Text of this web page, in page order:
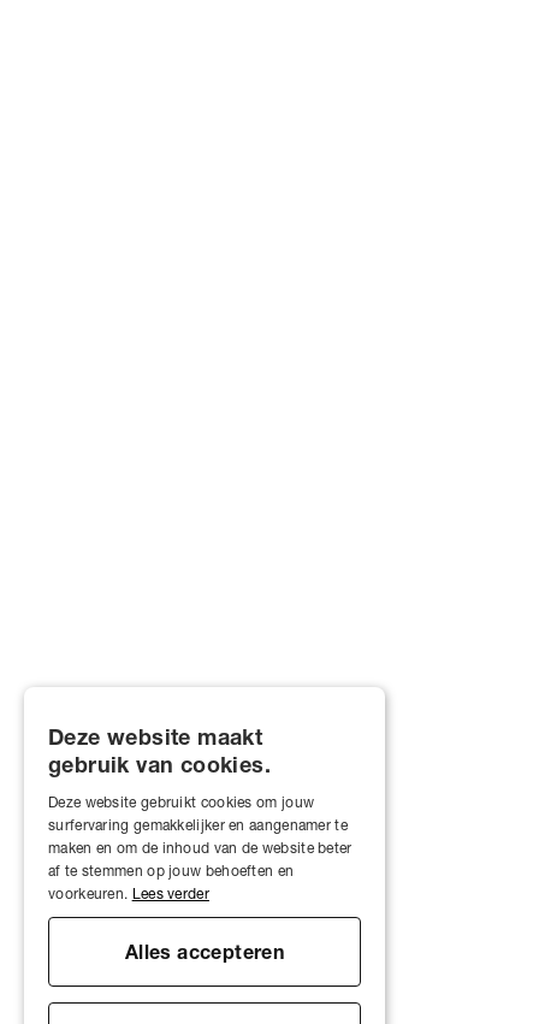
Deze website maakt
gebruik van cookies.
Deze website gebruikt cookies om jouw
surfervaring gemakkelijker en aangenamer te
maken en om de inhoud van de website beter
af te stemmen op jouw behoeften en
voorkeuren. Lees verder
Alles accepteren